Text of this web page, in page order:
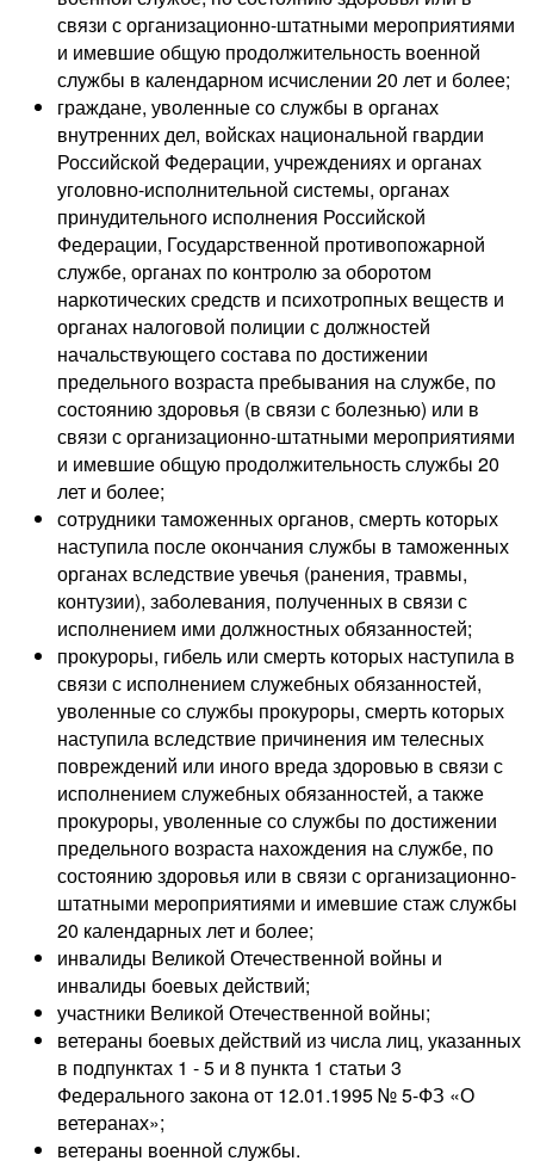
связи с организационно-штатными мероприятиями
и имевшие общую продолжительность военной
службы в календарном исчислении 20 лет и более;
граждане, уволенные со службы в органах
внутренних дел, войсках национальной гвардии
Российской Федерации, учреждениях и органах
уголовно-исполнительной системы, органах
принудительного исполнения Российской
Федерации, Государственной противопожарной
службе, органах по контролю за оборотом
наркотических средств и психотропных веществ и
органах налоговой полиции с должностей
начальствующего состава по достижении
предельного возраста пребывания на службе, по
состоянию здоровья (в связи с болезнью) или в
связи с организационно-штатными мероприятиями
и имевшие общую продолжительность службы 20
лет и более;
сотрудники таможенных органов, смерть которых
наступила после окончания службы в таможенных
органах вследствие увечья (ранения, травмы,
контузии), заболевания, полученных в связи с
исполнением ими должностных обязанностей;
прокуроры, гибель или смерть которых наступила в
связи с исполнением служебных обязанностей,
уволенные со службы прокуроры, смерть которых
наступила вследствие причинения им телесных
повреждений или иного вреда здоровью в связи с
исполнением служебных обязанностей, а также
прокуроры, уволенные со службы по достижении
предельного возраста нахождения на службе, по
состоянию здоровья или в связи с организационно-
штатными мероприятиями и имевшие стаж службы
20 календарных лет и более;
инвалиды Великой Отечественной войны и
инвалиды боевых действий;
участники Великой Отечественной войны;
ветераны боевых действий из числа лиц, указанных
в подпунктах 1 - 5 и 8 пункта 1 статьи 3
Федерального закона от 12.01.1995 № 5-ФЗ «О
ветеранах»;
ветераны военной службы.